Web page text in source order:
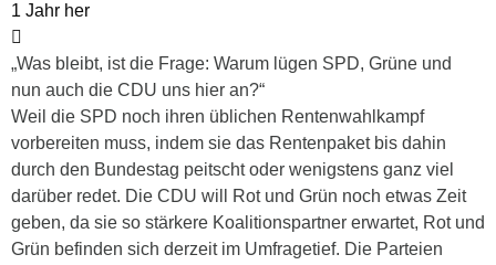
1 Jahr her
„Was bleibt, ist die Frage: Warum lügen SPD, Grüne und
nun auch die CDU uns hier an?“
Weil die SPD noch ihren üblichen Rentenwahlkampf
vorbereiten muss, indem sie das Rentenpaket bis dahin
durch den Bundestag peitscht oder wenigstens ganz viel
darüber redet. Die CDU will Rot und Grün noch etwas Zeit
geben, da sie so stärkere Koalitionspartner erwartet, Rot und
Grün befinden sich derzeit im Umfragetief. Die Parteien